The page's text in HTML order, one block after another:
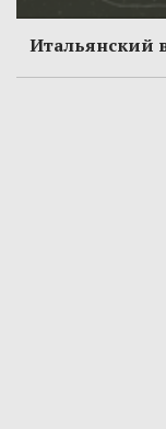
Итальянский